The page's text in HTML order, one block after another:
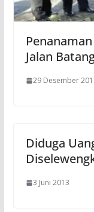
Jalan
29 Desember
Diduga
3 Juni 2013